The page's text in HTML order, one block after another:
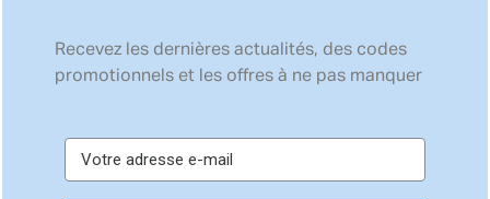
Recevez les dernières actualités, des codes
promotionnels et les offres à ne pas manquer